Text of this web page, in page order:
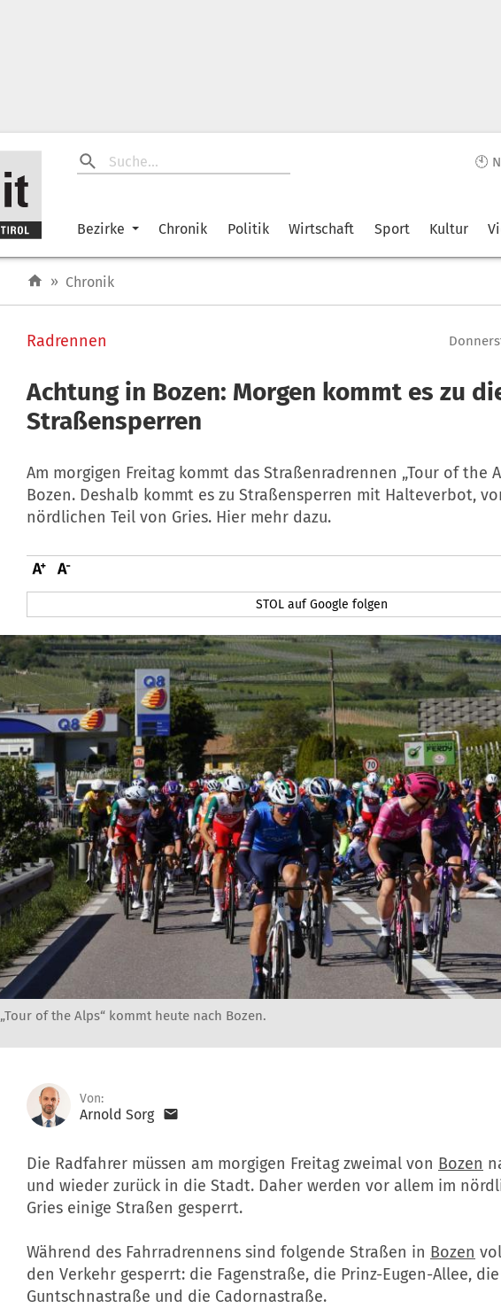
🕙
Bezirke Chronik Politik Wirtschaft Sport Kultur
» Chronik
Radrennen
Achtung in Bozen: Morgen kommt es zu
Straßensperren
Am morgigen Freitag kommt das Straßenradrennen „Tour of the
Bozen. Deshalb kommt es zu Straßensperren mit Halteverbot,
nördlichen Teil von Gries. Hier mehr dazu.
STOL auf Google folgen
„Tour of the Alps“ kommt heute nach Bozen.
Von:
Arnold Sorg
Die Radfahrer müssen am morgigen Freitag zweimal von Bozen
und wieder zurück in die Stadt. Daher werden vor allem im
Gries einige Straßen gesperrt.
Während des Fahrradrennens sind folgende Straßen in Bozen
den Verkehr gesperrt: die Fagenstraße, die Prinz-Eugen-Allee, die
Guntschnastraße und die Cadornastraße.